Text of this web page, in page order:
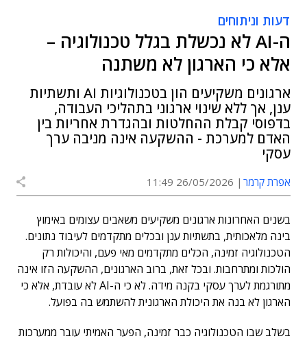
דעות וניתוחים
ה-AI לא נכשלת בגלל טכנולוגיה –
אלא כי הארגון לא משתנה
ארגונים משקיעים הון בטכנולוגיות AI ותשתיות
ענן, אך ללא שינוי ארגוני בתהליכי העבודה,
בדפוסי קבלת ההחלטות ובהגדרת אחריות בין
האדם למערכת - ההשקעה אינה מניבה ערך
עסקי
אפרת קרמר 26/05/2026 11:49
בשנים האחרונות ארגונים משקיעים משאבים עצומים באימוץ
בינה מלאכותית, בתשתיות ענן ובכלים מתקדמים לעיבוד נתונים.
הטכנולוגיה זמינה, הכלים מתקדמים מאי פעם, והיכולות רק
הולכות ומתרחבות. ובכל זאת, ברוב הארגונים, ההשקעה הזו אינה
מתורגמת לערך עסקי בקנה מידה.
לא כי ה-AI לא עובדת, אלא כי
הארגון לא בנה את היכולת הארגונית להשתמש בה בפועל.
בשלב שבו הטכנולוגיה כבר זמינה, הפער האמיתי עובר ממערכות